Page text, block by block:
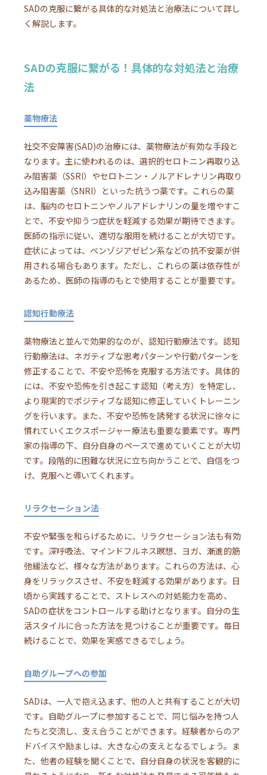
SADの克服に繋がる具体的な対処法と治療法について詳し
く解説します。
SADの克服に繋がる！具体的な対処法と治療
法
薬物療法
社交不安障害(SAD)の治療には、薬物療法が有効な手段と
なります。主に使われるのは、選択的セロトニン再取り込
み阻害薬（SSRI）やセロトニン・ノルアドレナリン再取り
込み阻害薬（SNRI）といった抗うつ薬です。これらの薬
は、脳内のセロトニンやノルアドレナリンの量を増やすこ
とで、不安や抑うつ症状を軽減する効果が期待できます。
医師の指示に従い、適切な服用を続けることが大切です。
症状によっては、ベンゾジアゼピン系などの抗不安薬が併
用される場合もあります。ただし、これらの薬は依存性が
あるため、医師の指導のもとで使用することが重要です。
認知行動療法
薬物療法と並んで効果的なのが、認知行動療法です。認知
行動療法は、ネガティブな思考パターンや行動パターンを
修正することで、不安や恐怖を克服する方法です。具体的
には、不安や恐怖を引き起こす認知（考え方）を特定し、
より現実的でポジティブな認知に修正していくトレーニン
グを行います。また、不安や恐怖を誘発する状況に徐々に
慣れていくエクスポージャー療法も重要な要素です。専門
家の指導の下、自分自身のペースで進めていくことが大切
です。段階的に困難な状況に立ち向かうことで、自信をつ
け、克服へと導いてくれます。
リラクセーション法
不安や緊張を和らげるために、リラクセーション法も有効
です。深呼吸法、マインドフルネス瞑想、ヨガ、漸進的筋
弛緩法など、様々な方法があります。これらの方法は、心
身をリラックスさせ、不安を軽減する効果があります。日
頃から実践することで、ストレスへの対処能力を高め、
SADの症状をコントロールする助けとなります。自分の生
活スタイルに合った方法を見つけることが重要です。毎日
続けることで、効果を実感できるでしょう。
自助グループへの参加
SADは、一人で抱え込まず、他の人と共有することが大切
です。自助グループに参加することで、同じ悩みを持つ人
たちと交流し、支え合うことができます。経験者からのア
ドバイスや励ましは、大きな心の支えとなるでしょう。ま
た、他者の経験を聞くことで、自分自身の状況を客観的に